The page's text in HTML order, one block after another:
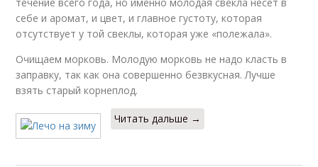
себе и аромат, и цвет, и главное густоту, которая
отсутствует у той свеклы, которая уже «полежала».
Очищаем морковь. Молодую морковь не надо класть в
заправку, так как она совершенно безвкусная. Лучше
взять старый корнеплод.
Читать дальше →